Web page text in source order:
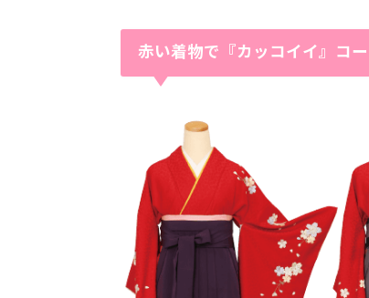
赤い着物で『カッコイイ』コ